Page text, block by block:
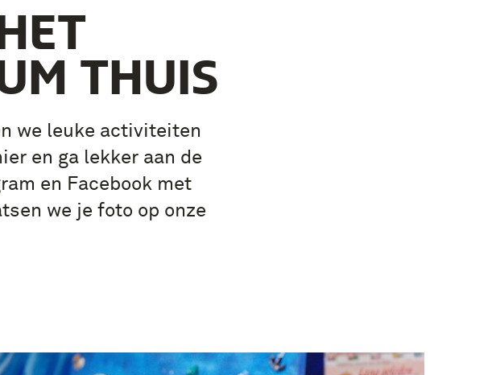
THUIS
we leuke activiteiten
en ga lekker aan de
en Facebook met
we je foto op onze